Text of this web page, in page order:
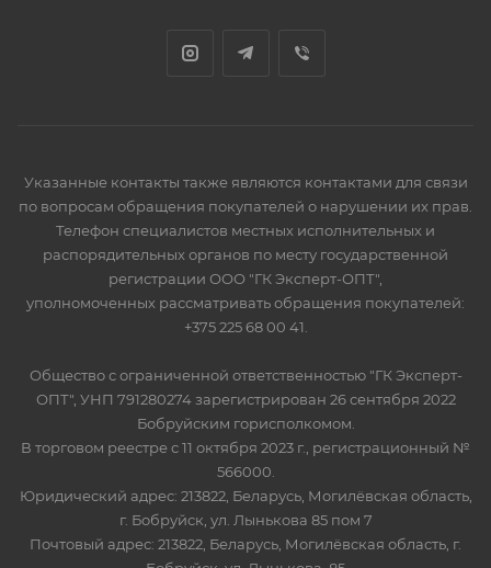
Указанные контакты также являются контактами для связи
по вопросам обращения покупателей о нарушении их прав.
Телефон специалистов местных исполнительных и
распорядительных органов по месту государственной
регистрации ООО "ГК Эксперт-ОПТ",
уполномоченных рассматривать обращения покупателей:
+375 225 68 00 41.
Общество с ограниченной ответственностью "ГК Эксперт-
ОПТ", УНП 791280274 зарегистрирован 26 сентября 2022
Бобруйским горисполкомом.
В торговом реестре с 11 октября 2023 г., регистрационный №
566000.
Юридический адрес: 213822, Беларусь, Могилёвская область,
г. Бобруйск, ул. Лынькова 85 пом 7
Почтовый адрес: 213822, Беларусь, Могилёвская область, г.